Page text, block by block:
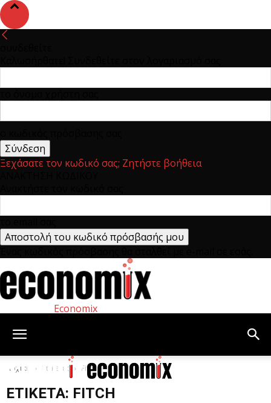
Ξεχάσατε τον κωδικό σας; Ζητήστε βοήθεια
Economix
Αρχική Ετικέτες Fitch
ΕΤΙΚΈΤΑ: FITCH